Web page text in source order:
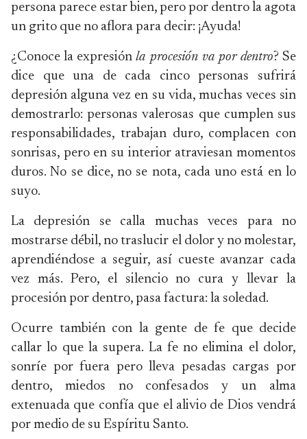
persona parece estar bien, pero por dentro la agota
un grito que no aflora para decir: ¡Ayuda!
¿Conoce la expresiónla procesión va por dentro? Se
dice que una de cada cinco personas sufrirá
depresión alguna vez en su vida, muchas veces sin
demostrarlo: personas valerosas que cumplen sus
responsabilidades, trabajan duro, complacen con
sonrisas, pero en su interior atraviesan momentos
duros. No se dice, no se nota, cada uno está en lo
suyo.
La depresión se calla muchas veces para no
mostrarse débil, no traslucir el dolor y no molestar,
aprendiéndose a seguir, así cueste avanzar cada
vez más. Pero, el silencio no cura y llevar la
procesión por dentro, pasa factura: la soledad.
Ocurre también con la gente de fe que decide
callar lo que la supera. La fe no elimina el dolor,
sonríe por fuera pero lleva pesadas cargas por
dentro, miedos no confesados y un alma
extenuada que confía que el alivio de Dios vendrá
por medio de su Espíritu Santo.